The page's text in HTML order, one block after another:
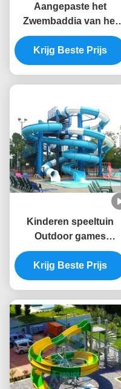
Aangepaste het
Zwembaddia van het
waterpark Dia voor
Volwassenen en
Kinderen
Krijg Beste Prijs
Kinderen speeltuin
Outdoor games
Commerciële zwembad
apparatuur Water
glijbaan Set Glasvezel
Krijg Beste Prijs